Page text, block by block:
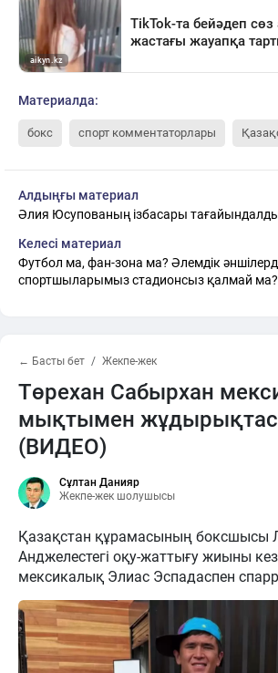
Материалда:
бокс спорт комментаторлары
Алдыңғы материал
Әлия Юсупованың ізбасары
Келесі материал
Футбол ма, фан-зона ма? Әлемдік
спортшыларымыз стадионсыз қалмай ма?
← Басты бет Жекпе-жек
Төрехан Сабырхан
мықтымен
(ВИДЕО)
Сұлтан Данияр
Жекпе-жек шолушысы
Қазақстан құрамасының боксшысы
Анджелестегі оқу-жаттығу жиыны
мексикалық Элиас Эспадаспен